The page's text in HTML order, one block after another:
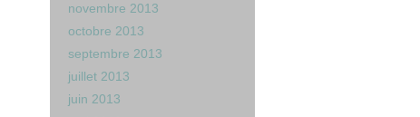
novembre 2013
octobre 2013
septembre 2013
juillet 2013
juin 2013